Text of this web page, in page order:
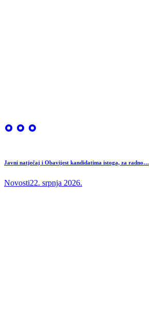
Javni natječaj i Obavijest kandidatima istoga, za radno…
Novosti22. srpnja 2026.